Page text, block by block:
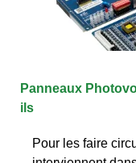
Panneaux
ils
Pour les faire